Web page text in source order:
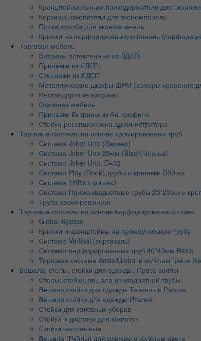
Кронштейны,крючки,полкодержатели для
Корзины,накопители для экономпанель
Полки,короба для экономпанель
Крючки на перфорированную панель
Торговая мебель
Витрины остекленные из ЛДСП
Прилавки из ЛДСП
Стеллажи из ЛДСП
Металлические шкафы ШРМ (камеры хранения
Нестандартные витрины
Офисная мебель
Прилавки Витрины из Ал.профиля
Стойки-ресепшен/зона администратора
Торговые системы на основе хромированных труб
Система Joker Uno (Джокер)
Система Joker Uno 25мм (Black)Черный
Система Joker Uno, D=32
Система Play (Плей),трубы и крепежи D50мм
Система TRitix (тритикс)
Система Примо,квадратные трубы 25*25мм и
Труба хромированная
Торговые системы на основе перфорированных стоек
Global System
Крючки и кронштейны на прямоугольную трубу
Система Vertikal (вертикаль)
Система перфорированных труб 40*40мм Basis
Торговая система Basis/Global в золотом цвете
Вешала, столы, стойки для одежды, Пресс воллы
Столы, стойки, вешала из квадратной трубы
Вешала,стойки для одежды Тайвань и Россия
Вешала,стойки для одежды Италия
Стойки для головных уборов
Стойки и дисплеи для колготок
Стойки настольные
Вешала (Рейлы) для одежды в золотом цвете